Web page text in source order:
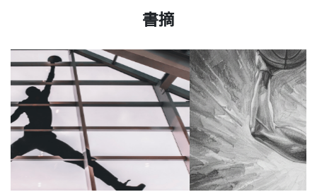
名人推薦
郝旭烈郝聲音Podcast主持人
盛治仁
雲品國際董事長
陳彥博
極地超級馬拉松運動員
謝文憲台灣運動好事協會理事長
體育大叔
運動作家
12 每天都要贏
13 突破極限
14 拉別人一把
15 在混亂中創造秩序
16 成為別人生命中的貴人
17 教練樹
—— 查爾斯．巴克利（Charles Barkley），前美國NB
「喬治．瑞夫林締造最傳奇的人生；也許，也是史上
最精采的。」
—— 馬紐．吉諾比利（Manu Ginóbili），前美國NBA
職業籃球運動員
人稱「教練」的他，成就及影響力橫跨體育、商業和
盛頓州立大學、愛荷華大學和南加大的總教練，奠定
籃壇地位。退休後，應Nike創辦人菲爾．奈特（Phil
Knight）之邀加入團隊，持續發揮影響力。憑藉其非
凡貢獻，先後入選「奈史密斯籃球名人堂」與「全國
大學籃球名人堂」，成為籃球史上不可或缺的傳奇人
書號 BBP516
出版社 天下文化
裝幀
書摘